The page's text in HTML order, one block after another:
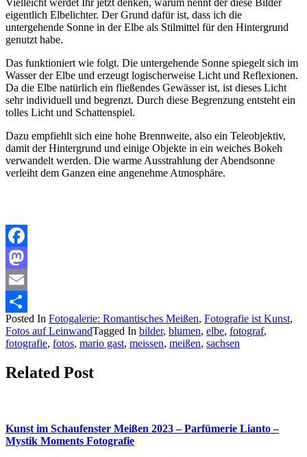
eigentlich Elbelichter. Der Grund dafür ist, dass ich die
untergehende Sonne in der Elbe als Stilmittel für den Hintergrund
genutzt habe.
Das funktioniert wie folgt. Die untergehende Sonne spiegelt sich im
Wasser der Elbe und erzeugt logischerweise Licht und Reflexionen.
Da die Elbe natürlich ein fließendes Gewässer ist, ist dieses Licht
sehr individuell und begrenzt. Durch diese Begrenzung entsteht ein
tolles Licht und Schattenspiel.
Dazu empfiehlt sich eine hohe Brennweite, also ein Teleobjektiv,
damit der Hintergrund und einige Objekte in ein weiches Bokeh
verwandelt werden. Die warme Ausstrahlung der Abendsonne
verleiht dem Ganzen eine angenehme Atmosphäre.
Facebook
Mastodon
Email
Teilen
Posted In Fotogalerie: Romantisches Meißen, Fotografie ist Kunst,
Fotos auf LeinwandTagged In bilder, blumen, elbe, fotograf,
fotografie, fotos, mario gast, meissen, meißen, sachsen
Related Post
Kunst im Schaufenster Meißen 2023 – Parfümerie Lianto –
Mystik Moments Fotografie